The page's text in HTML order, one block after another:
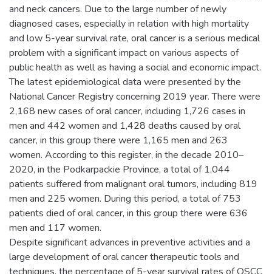
and neck cancers. Due to the large number of newly
diagnosed cases, especially in relation with high mortality
and low 5-year survival rate, oral cancer is a serious medical
problem with a significant impact on various aspects of
public health as well as having a social and economic impact.
The latest epidemiological data were presented by the
National Cancer Registry concerning 2019 year. There were
2,168 new cases of oral cancer, including 1,726 cases in
men and 442 women and 1,428 deaths caused by oral
cancer, in this group there were 1,165 men and 263
women. According to this register, in the decade 2010–
2020, in the Podkarpackie Province, a total of 1,044
patients suffered from malignant oral tumors, including 819
men and 225 women. During this period, a total of 753
patients died of oral cancer, in this group there were 636
men and 117 women.
Despite significant advances in preventive activities and a
large development of oral cancer therapeutic tools and